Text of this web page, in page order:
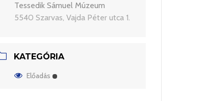
Tessedik Sámuel Múzeum
5540 Szarvas, Vajda Péter utca 1.
KATEGÓRIA
Előadás